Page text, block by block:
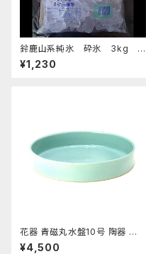
鈴鹿山系純氷 砕氷 3kg
おすすめ
¥1,230
花器 青磁丸水盤10号 陶器 水
盤 花瓶 フラワーベース
¥4,500